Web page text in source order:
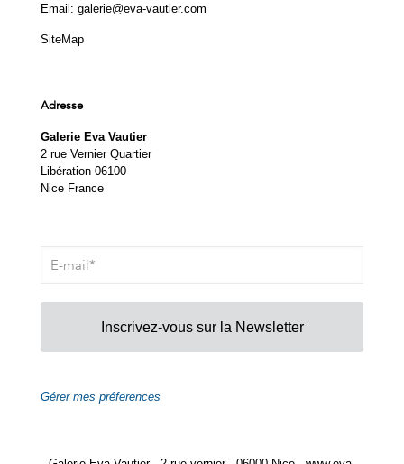
Email: galerie@eva-vautier.com
SiteMap
Adresse
Galerie Eva Vautier
2 rue Vernier Quartier
Libération 06100
Nice France
Inscrivez-vous sur la Newsletter
Gérer mes préferences